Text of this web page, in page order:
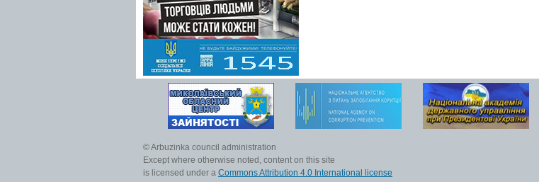
© Arbuzinka council administration
Except where otherwise noted, content on this site
is licensed under a Commons Attribution 4.0 International license